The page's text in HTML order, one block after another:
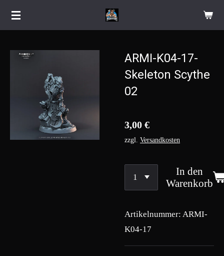
Zum
ARMI-K04-17-
Skeleton Scythe
02
3,00 €
zzgl. Versandkosten
In den
Warenkorb
Artikelnummer: ARMI-
K04-17